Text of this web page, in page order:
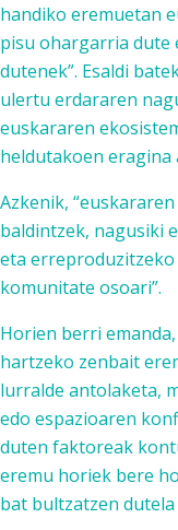
handiko eremuetan
pisu ohargarria dute
dutenek”. Esaldi
ulertu erdararen
euskararen
heldutakoen eragina
Azkenik,
baldintzek, nagusiki
eta
komunitate osoari”.
Horien berri
hartzeko zenbait
lurralde antolaketa,
edo espazioaren
duten faktoreak
eremu horiek bere
bat bultzatzen dutela